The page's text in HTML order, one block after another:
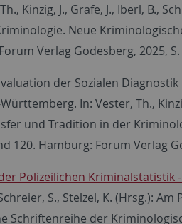
Kinzig, J., Grafe, J., Iberl, B.,
Neue
Verlag Godesberg, 2025, S.
der Sozialen
In: Vester, Th.,
und Tradition in der
120. Hamburg: Forum Verlag
Polizeilichen Kriminalstatistik
S., Stelzel, K. (Hrsg.):
Schriftenreihe der